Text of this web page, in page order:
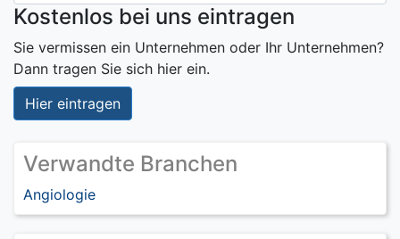
Kostenlos bei uns eintragen
Sie vermissen ein Unternehmen oder Ihr Unternehmen?
Dann tragen Sie sich hier ein.
Hier eintragen
Verwandte Branchen
Angiologie